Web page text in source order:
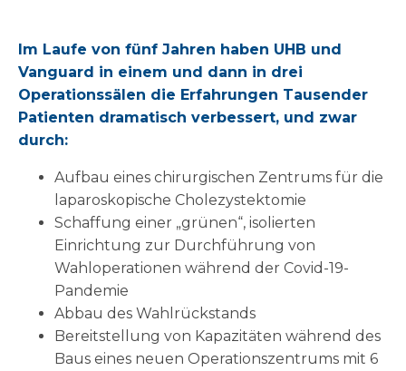
Im Laufe von fünf Jahren haben UHB und
Vanguard in einem und dann in drei
Operationssälen die Erfahrungen Tausender
Patienten dramatisch verbessert, und zwar
durch:
Aufbau eines chirurgischen Zentrums für die
laparoskopische Cholezystektomie
Schaffung einer „grünen“, isolierten
Einrichtung zur Durchführung von
Wahloperationen während der Covid-19-
Pandemie
Abbau des Wahlrückstands
Bereitstellung von Kapazitäten während des
Baus eines neuen Operationszentrums mit 6